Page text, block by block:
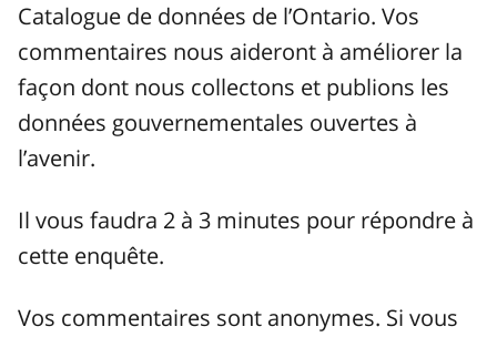
Catalogue de données de l’Ontario. Vos
commentaires nous aideront à améliorer la
façon dont nous collectons et publions les
données gouvernementales ouvertes à
l’avenir.
Il vous faudra 2 à 3 minutes pour répondre à
cette enquête.
Vos commentaires sont anonymes. Si vous